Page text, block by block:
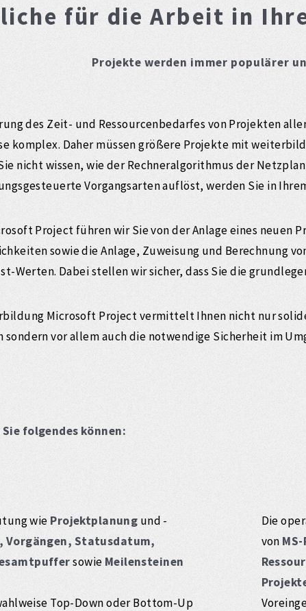
für die Arbeit in
Projekte werden immer populärer
des Zeit- und Ressourcenbedarfes von Projekten
komplex. Daher müssen größere Projekte mit
nicht wissen, wie der Rechneralgorithmus der
Vorgangsarten auflöst, werden Sie in
Project führen wir Sie von der Anlage eines neuen
sowie die Anlage, Zuweisung und Berechnung
Werten. Dabei stellen wir sicher, dass Sie die
Microsoft Project vermittelt Ihnen nicht nur
sondern vor allem auch die notwendige Sicherheit im
folgendes können:
wie Projektplanung und -
Statusdatum,
sowie Meilensteinen
Top-Down oder Bottom-Up
Die
von